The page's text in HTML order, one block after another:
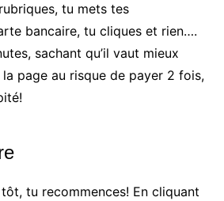
tu mets tes
bancaire, tu cliques et rien….
sachant qu’il vaut mieux
page au risque de payer 2 fois,
tu recommences! En cliquant